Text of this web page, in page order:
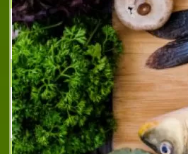
Товарни превози
Всякакъв вид
MAISTA
Международни
спедиция